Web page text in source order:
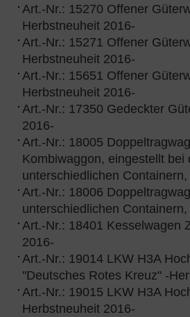
Art.-Nr.: 15270 Offener
Herbstneuheit 2016-
Art.-Nr.: 15271 Offener
Herbstneuheit 2016-
Art.-Nr.: 15651 Offener
Herbstneuheit 2016-
Art.-Nr.: 17350 Gedeckter
2016-
Art.-Nr.: 18005
Kombiwaggon, eingestellt bei
unterschiedlichen
Art.-Nr.: 18006
unterschiedlichen
Art.-Nr.: 18401 Kesselwagen
2016-
Art.-Nr.: 19014 LKW H3A
"Deutsches Rotes
Art.-Nr.: 19015 LKW H3A
Herbstneuheit 2016-